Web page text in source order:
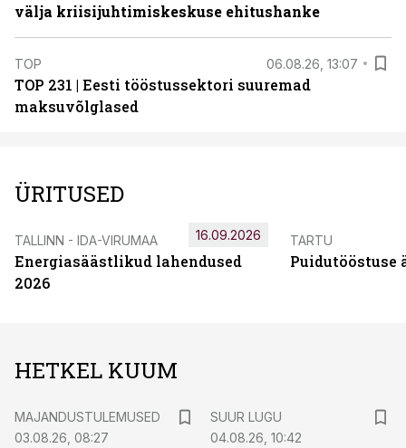
välja kriisijuhtimiskeskuse ehitushanke
TOP 06.08.26, 13:07
TOP 231 | Eesti tööstussektori suuremad
maksuvõlglased
ÜRITUSED
TALLINN - IDA-VIRUMAA
Energiasäästlikud lahendused
2026
16.09.2026 TARTU
Puidutööstuse
HETKEL KUUM
MAJANDUSTULEMUSED
03.08.26, 08:27
SUUR LUGU
04.08.26, 10:42